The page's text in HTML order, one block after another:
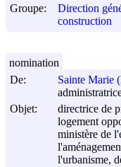
Groupe:
Direction
construction
De:
Sainte Marie
Objet:
directrice de
logement
ministère de
l'urbanisme,
nomination